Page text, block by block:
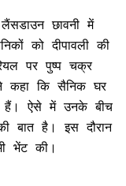
छावनी में
को दीपावली की
पर पुष्प चक्र
कहा कि सैनिक घर
हैं। ऐसे में उनके बीच
बात है। इस दौरान
भेंट की।